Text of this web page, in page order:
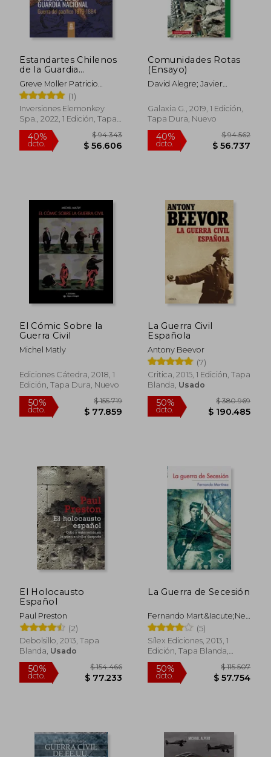
Estandartes Chilenos
de la Guardia
Nacional. Guerra del
Pacífico 1879-1884.
FULL COLOR.
Greve Moller Patricio
Roberto
(1)
Inversiones Elemonkey
Spa., 2022, 1 Edición, Tapa
Blanda, Nuevo
40%
dcto. $ 56.606
Comunidades Rotas
(Ensayo)
David Alegre; Javier
Galaxia G., 2019, 1 Edición,
Tapa Dura, Nuevo
El Cómic Sobre la
Guerra Civil
Michel Matly
Ediciones Cátedra, 2018, 1
Edición, Tapa Dura, Nuevo
50%
dcto. $ 77.859
La Guerra Civil
Española
Antony Beevor
(7)
Critica, 2015, 1 Edición, Tapa
Blanda, Usado
50%
dcto.
El Holocausto
Español
Paul Preston
(2)
Debolsillo, 2013, Tapa
Blanda, Usado
La Guerra de Secesión
Fernando Mart&Iacute;Nez
Hern&Aacute;Ndez
(5)
Sílex Ediciones, 2013, 1
Edición, Tapa Blanda,
Nuevo